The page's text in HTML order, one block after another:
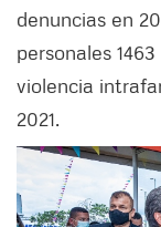
denuncias en
personales
violencia
2021.